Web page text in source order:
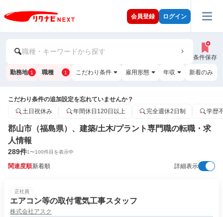
会員登録 ログイン
職種・キーワードから探す
条件保存
勤務地 1 職種 1 こだわり条件 雇用形態 年収 新着のみ
こだわり条件の追加設定を忘れていませんか？
土日祝休み
年間休日120日以上 完全週休2日制 学歴
郡山市（福島県）、建築/土木/プラント専門職の転職・求
人情報
289件1〜100件目を表示中
関連度順新着順 詳細表示
正社員
エアコン等の取付電気工事スタッフ
株式会社アスク